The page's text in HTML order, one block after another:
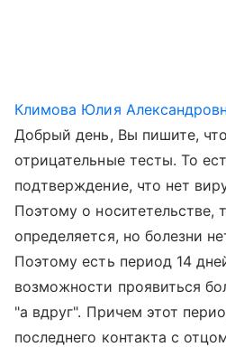
Климова Юлия
Добрый день, Вы пишите,
отрицательные тесты. То
подтверждение, что нет
Поэтому о носитетельстве,
определяется, но болезни
Поэтому есть период 14
возможности проявиться
"а вдруг". Причем этот
последнего контакта с